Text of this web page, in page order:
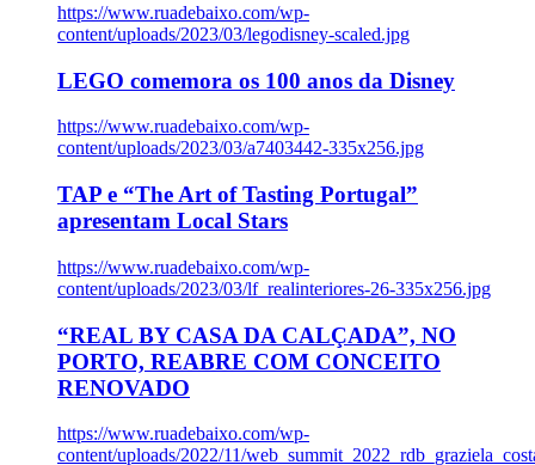
https://www.ruadebaixo.com/wp-
content/uploads/2023/03/legodisney-scaled.jpg
LEGO comemora os 100 anos da Disney
https://www.ruadebaixo.com/wp-
content/uploads/2023/03/a7403442-335x256.jpg
TAP e “The Art of Tasting Portugal”
apresentam Local Stars
https://www.ruadebaixo.com/wp-
content/uploads/2023/03/lf_realinteriores-26-335x256.jpg
“REAL BY CASA DA CALÇADA”, NO
PORTO, REABRE COM CONCEITO
RENOVADO
https://www.ruadebaixo.com/wp-
content/uploads/2022/11/